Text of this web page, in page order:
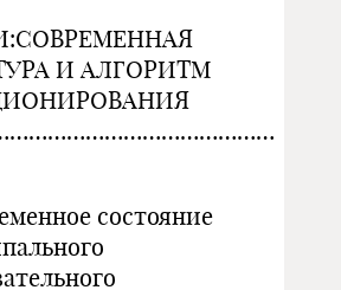
И АЛГОРИТМ
состояние